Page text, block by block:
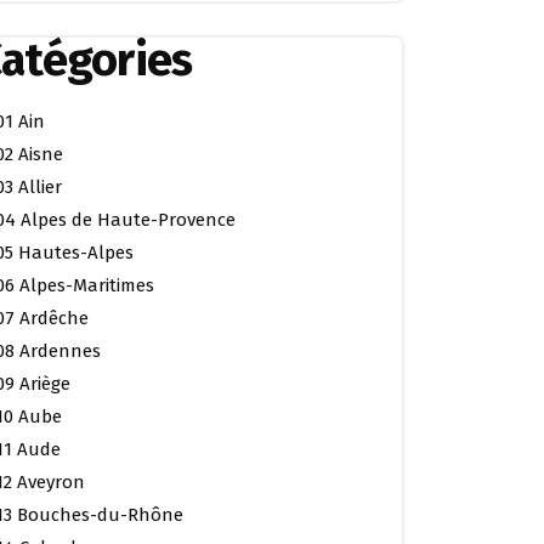
Ain
Aisne
Allier
Alpes de Haute-Provence
Hautes-Alpes
Alpes-Maritimes
Ardêche
Ardennes
Ariège
Aube
Aude
Aveyron
Bouches-du-Rhône